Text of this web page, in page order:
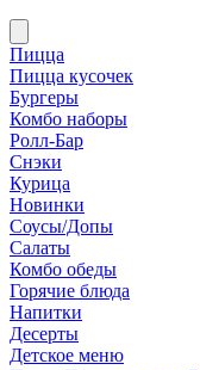
Пицца
Пицца кусочек
Бургеры
Комбо наборы
Ролл-Бар
Снэки
Курица
Новинки
Соусы/Допы
Салаты
Комбо обеды
Горячие блюда
Напитки
Десерты
Детское меню